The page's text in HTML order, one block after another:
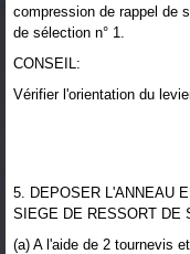
compression de rappel de
de sélection n° 1.
CONSEIL:
Vérifier l'orientation du
5. DEPOSER L'ANNEAU
SIEGE DE RESSORT DE
(a) A l'aide de 2 tournevis